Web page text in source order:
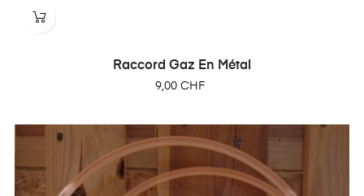
Raccord Gaz En Métal
Prix
9,00 CHF